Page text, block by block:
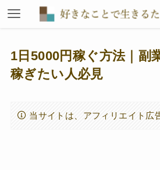
1日5000円稼ぐ方法｜副
稼ぎたい人必見
当サイトは、アフィリエイト広